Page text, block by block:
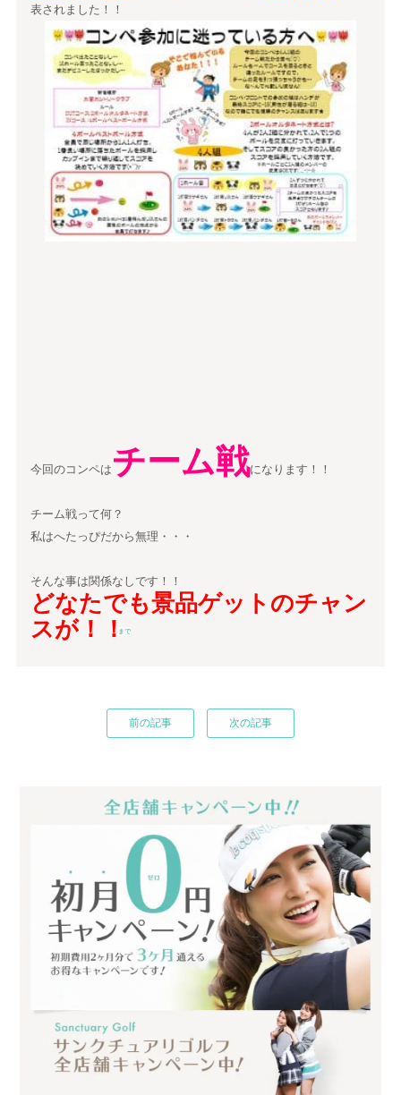
表されました！！
今回のコンペは チーム戦になります！！
チーム戦って何？
私はへたっぴだから無理・・・
そんな事は関係なしです！！
どなたでも景品ゲットのチャン
スが！！
前の記事 次の記事
まで